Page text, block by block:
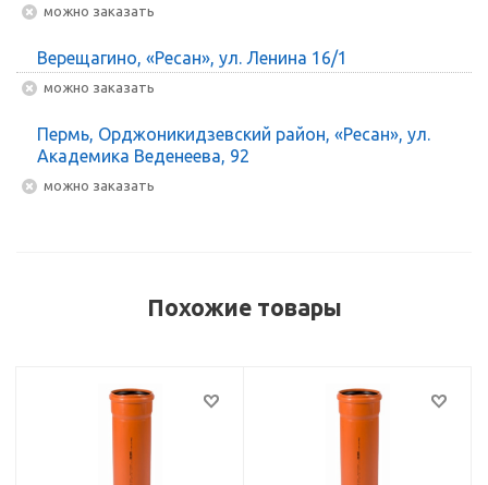
Можно заказать
Верещагино, «Ресан», ул. Ленина 16/1
Можно заказать
Пермь, Орджоникидзевский район, «Ресан», ул.
Академика Веденеева, 92
Можно заказать
Похожие товары